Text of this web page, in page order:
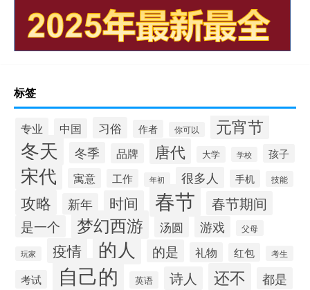
标签
专业 中国 习俗 作者 你可以 元宵节
冬天 冬季 品牌 唐代 大学 学校 孩子
宋代 寓意 工作 年初 很多人 手机 技能
攻略 新年 时间 春节 春节期间
是一个 梦幻西游 汤圆 游戏 父母
玩家 疫情 的人 的是 礼物 红包 考生
考试 自己的 英语 诗人 还不 都是